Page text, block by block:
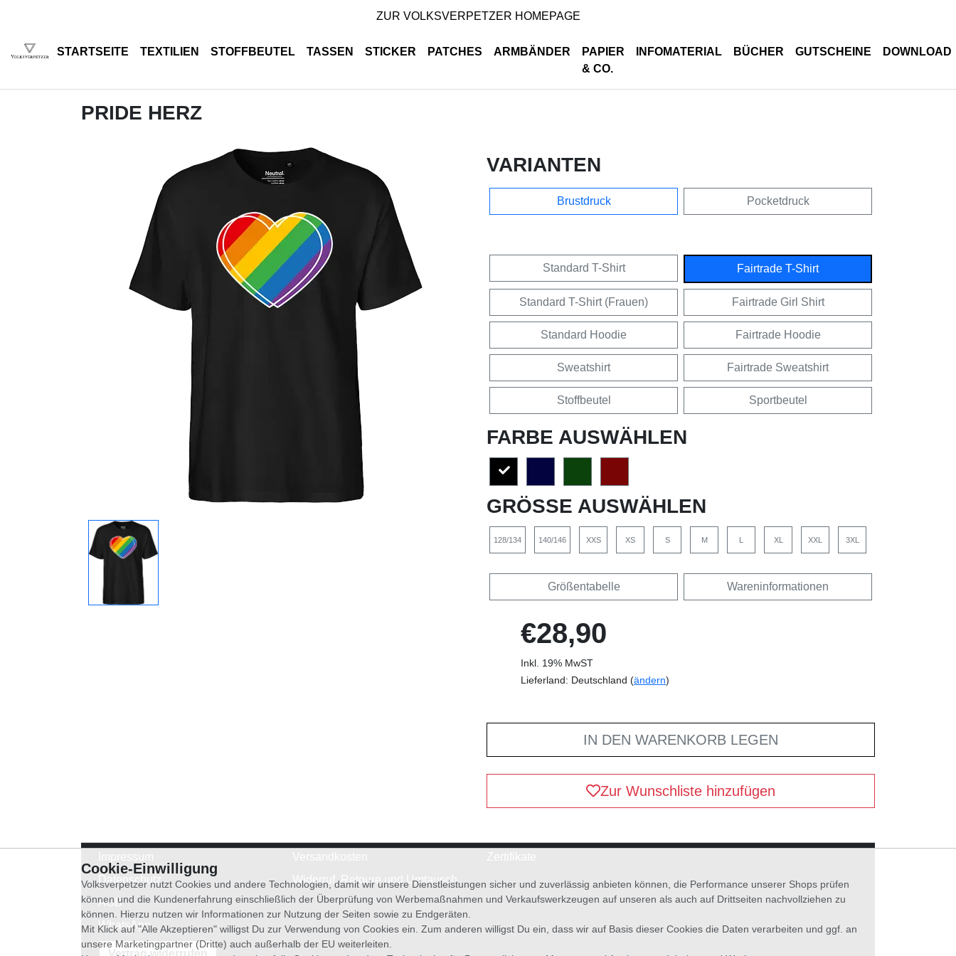
ZUR VOLKSVERPETZER HOMEPAGE
STARTSEITE TEXTILIEN STOFFBEUTEL TASSEN STICKER PATCHES ARMBÄNDER
PAPIER
& CO.
INFOMATERIAL BÜCHER GUTSCHEINE DOWNLOAD
PRIDE HERZ
VARIANTEN
Brustdruck Pocketdruck
Standard T-Shirt Fairtrade T-Shirt
Standard T-Shirt (Frauen) Fairtrade Girl Shirt
Standard Hoodie Fairtrade Hoodie
Sweatshirt Fairtrade Sweatshirt
Stoffbeutel Sportbeutel
FARBE AUSWÄHLEN
GRÖSSE AUSWÄHLEN
128/134 140/146 XXS XS S M L XL XXL 3XL
Größentabelle Wareninformationen
€28,90
Inkl. 19% MwST
Lieferland: Deutschland (ändern)
IN DEN WARENKORB LEGEN
Zur Wunschliste hinzufügen
Datenschutz
AGB
WhatsApp
Widerruf, Retoure und Umtausch
Vertrag widerrufen
Cookie-Einwilligung
Volksverpetzer nutzt Cookies und andere Technologien, damit wir unsere Dienstleistungen sicher und zuverlässig anbieten können, die Performance unserer Shops prüfen
können und die Kundenerfahrung einschließlich der Überprüfung von Werbemaßnahmen und Verkaufswerkzeugen auf unseren als auch auf Drittseiten nachvollziehen zu
können. Hierzu nutzen wir Informationen zur Nutzung der Seiten sowie zu Endgeräten.
Mit Klick auf "Alle Akzeptieren" willigst Du zur Verwendung von Cookies ein. Zum anderen willigst Du ein, dass wir auf Basis dieser Cookies die Daten verarbeiten und ggf. an
unsere Marketingpartner (Dritte) auch außerhalb der EU weiterleiten.